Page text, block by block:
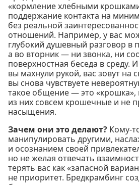
«кормление хлебными
поддержание контакта на
без реальной
отношений. Например, у вас
глубокий душевный разговор в
а во вторник — ни звонка, ни
поверхностная беседа в среду.
вы махнули рукой, вас зовут на
вы снова чувствуете
такое общение — это «крошка»,
из них совсем крошечные и не
насыщения.
Зачем они это делают? Кому-
манипулировать другими,
и осознанием своей
но не желая отвечать
терять вас как «запасной
не приоритет. Бредкрамбинг